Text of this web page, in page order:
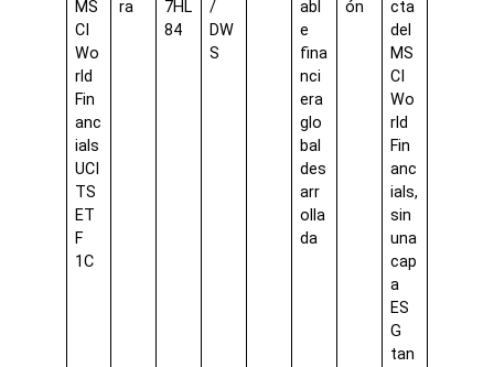
MS
CI
Wo
rld
Fin
anc
ials
UCI
TS
ET
F
1C
ra
7HL
84
/
DW
S
abl
e
fina
nci
era
glo
bal
des
arr
olla
da
ón
cta
del
MS
CI
Wo
rld
Fin
anc
ials,
sin
una
cap
a
ES
G
tan